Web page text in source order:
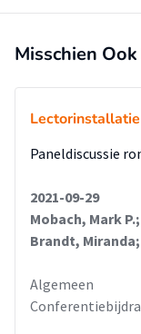
Misschien
Paneldiscussie
2021-09-29
Mobach, Mark
Brandt,
Algemeen